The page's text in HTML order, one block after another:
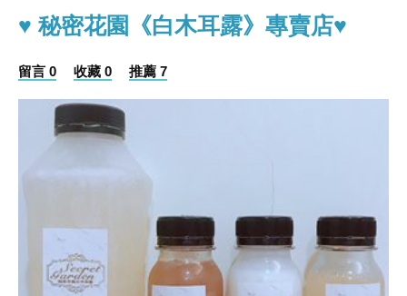
♥ 秘密花園《白木耳露》專賣店♥
留言 0 收藏 0 推薦 7